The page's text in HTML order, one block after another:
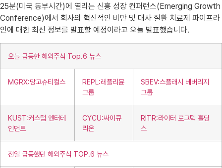
25분(미국 동부시간)에 열리는 신흥 성장 컨퍼런스(Emerging Growth
Conference)에서 회사의 혁신적인 비만 및 대사 질환 치료제 파이프라
인에 대한 최신 정보를 발표할 예정이라고 오늘 발표했습니다.
오늘 급등한 해외주식 Top.6 뉴스
MGRX:망고슈티컬스
REPL:레플리뮨
그룹
SBEV:스플래시 베버리지
그룹
KUST:커스텀 엔터테
인먼트
CYCU:싸이큐
리온
RITR:라이터 로그텍 홀딩
스
전일 급등했던 해외주식 TOP.6 뉴스